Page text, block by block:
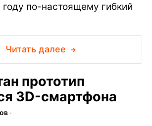
году по-настоящему гибкий
Читать далее
прототип
3D-смартфона
∙